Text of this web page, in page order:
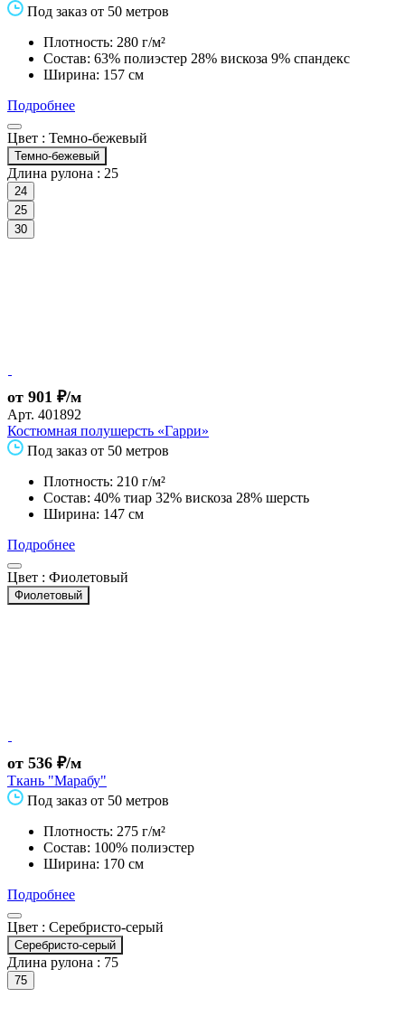
Под заказ от 50 метров
Плотность: 280 г/м²
Состав: 63% полиэстер 28% вискоза 9% спандекс
Ширина: 157 см
Подробнее
Цвет : Темно-бежевый
Темно-бежевый
Длина рулона : 25
24
25
30
от 901 ₽/м
Арт. 401892
Костюмная полушерсть «Гарри»
Под заказ от 50 метров
Плотность: 210 г/м²
Состав: 40% тиар 32% вискоза 28% шерсть
Ширина: 147 см
Подробнее
Цвет : Фиолетовый
Фиолетовый
от 536 ₽/м
Ткань "Марабу"
Под заказ от 50 метров
Плотность: 275 г/м²
Состав: 100% полиэстер
Ширина: 170 см
Подробнее
Цвет : Серебристо-серый
Серебристо-серый
Длина рулона : 75
75